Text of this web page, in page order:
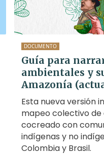
DOCUMENTO
Guía para
ambientales y
Amazonía
Esta nueva versión
mapeo colectivo
cocreado con
indígenas y no
Colombia y Brasil.